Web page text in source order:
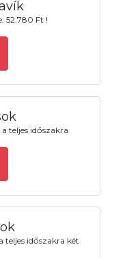
52.780 Ft !
teljes időszakra
teljes időszakra két